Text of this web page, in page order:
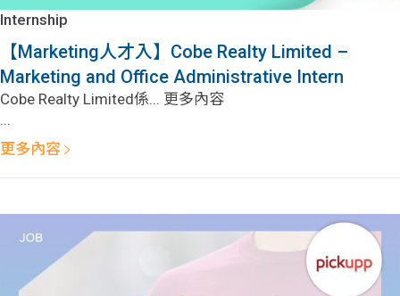
Internship
【Marketing人才入】Cobe Realty Limited –
Marketing and Office Administrative Intern
Cobe Realty Limited係... 更多內容
...
更多內容